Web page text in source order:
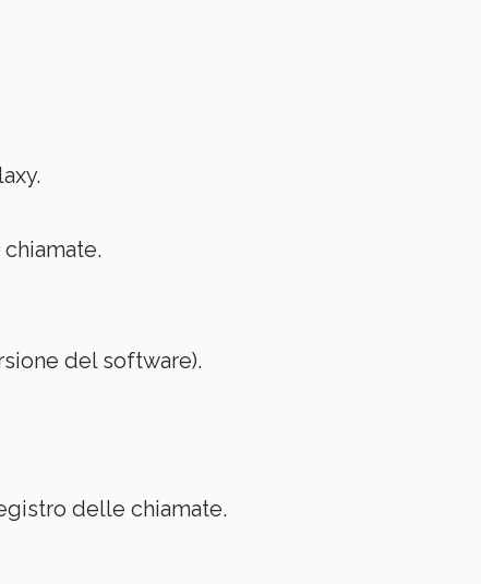
del software).
delle chiamate.